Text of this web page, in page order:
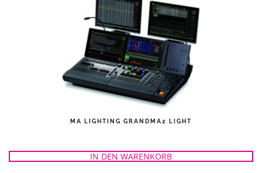
MA LIGHTING GRANDMA2 LIGHT
IN DEN WARENKORB